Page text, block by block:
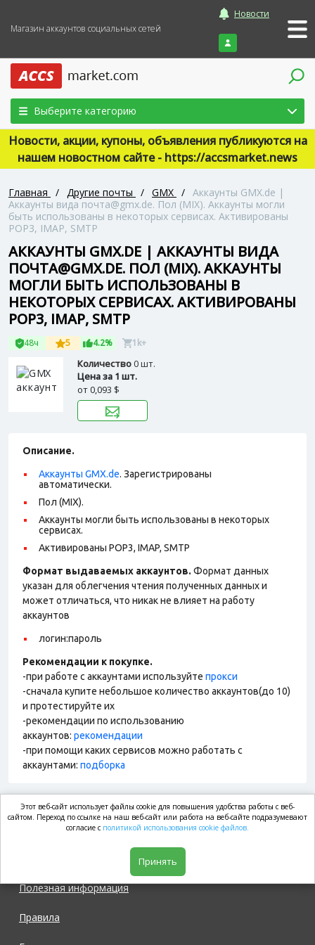
Магазин аккаунтов социальных сетей
Новости
Войти
Выберите категорию
Новости, акции, купоны, объявления публикуются на
нашем новостном сайте - https://accsmarket.news
Главная / Другие почты / GMX / Аккаунты GMX.de |
Аккаунты вида почта@gmx.de. Пол (MIX). Аккаунты могли
быть использованы в некоторых сервисах. Активированы
POP3, IMAP, SMTP
АККАУНТЫ GMX.DE | АККАУНТЫ ВИДА
ПОЧТА@GMX.DE. ПОЛ (MIX). АККАУНТЫ
МОГЛИ БЫТЬ ИСПОЛЬЗОВАНЫ В
НЕКОТОРЫХ СЕРВИСАХ. АКТИВИРОВАНЫ
POP3, IMAP, SMTP
48ч 5 4.2% 1k+
Количество0 шт.
Цена за 1 шт.
от0,093 $
Описание.
Аккаунты GMX.de. Зарегистрированы
автоматически.
Пол (MIX).
Аккаунты могли быть использованы в некоторых
сервисах.
Активированы POP3, IMAP, SMTP
Формат выдаваемых аккаунтов. Формат данных
указан для облегчения чтения полученных данных и
может отличаться, что никак не влияет на работу
аккаунтов
логин:пароль
Рекомендации к покупке.
-при работе с аккаунтами используйте прокси
-сначала купите небольшое количество аккаунтов(до 10)
и протестируйте их
-рекомендации по использованию
аккаунтов: рекомендации
-при помощи каких сервисов можно работать с
аккаунтами: подборка
market.com
Полезная информация
Правила
Этот веб-сайт использует файлы cookie для повышения удобства работы с веб-
сайтом. Переход по ссылке на наш веб-сайт или работа на веб-сайте подразумевают
согласие с политикой использования cookie файлов.
Принять